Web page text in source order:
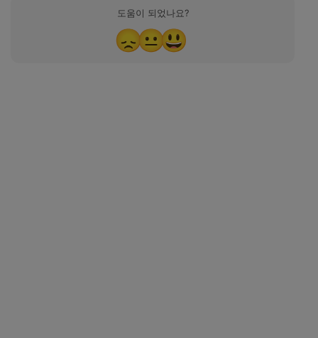
도움이 되었나요?
😞😐😃